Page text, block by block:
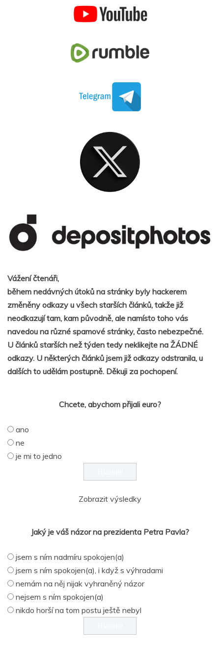
Vážení čtenáři,
během nedávných útoků na stránky byly hackerem
změněny odkazy u všech starších článků, takže již
neodkazují tam, kam původně, ale namísto toho vás
navedou na různé spamové stránky, často nebezpečné.
U článků starších než týden tedy neklikejte na ŽÁDNÉ
odkazy. U některých článků jsem již odkazy odstranila, u
dalších to udělám postupně. Děkuji za pochopení.
Chcete, abychom přijali euro?
ano
ne
je mi to jedno
Zobrazit výsledky
Jaký je váš názor na prezidenta Petra Pavla?
jsem s ním nadmíru spokojen(a)
jsem s ním spokojen(a), i když s výhradami
nemám na něj nijak vyhraněný názor
nejsem s ním spokojen(a)
nikdo horší na tom postu ještě nebyl